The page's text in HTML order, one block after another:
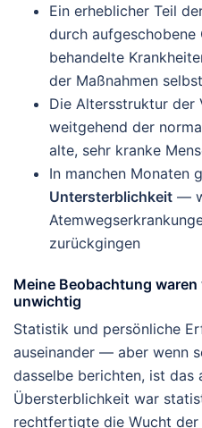
Ein erheblicher Teil
durch aufgeschobene
behandelte
der Maßnahmen selbst
Die Altersstruktur der
weitgehend der
alte, sehr kranke
In manchen Monaten
Untersterblichkeit —
zurückgingen
Meine Beobachtung
unwichtig
Statistik und persönliche
auseinander — aber wenn
dasselbe berichten, ist das
Übersterblichkeit war
rechtfertigte die Wucht